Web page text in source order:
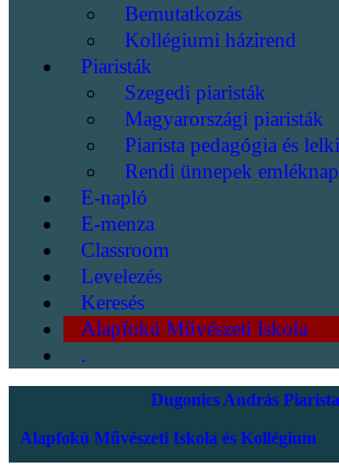
Bemutatkozás
Kollégiumi házirend
Piaristák
Szegedi piaristák
Magyarországi piaristák
Piarista pedagógia és
Rendi ünnepek
E-napló
E-menza
Classroom
Levelezés
Keresés
Alapfokú Művészeti Iskola
.
Dugonics András
Alapfokú Művészeti Iskola és Kollégium